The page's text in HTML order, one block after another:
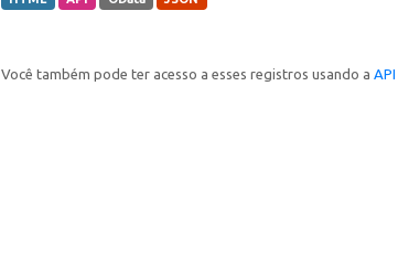
Você também pode ter acesso a esses registros usando a API